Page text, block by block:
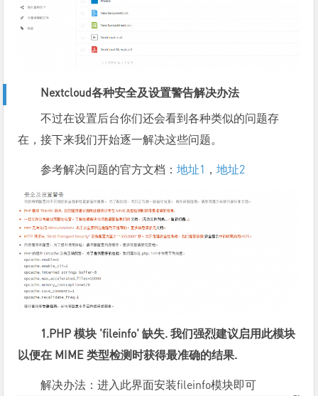
Nextcloud各种安全及设置警告解决办法
不过在设置后台你们还会看到各种类似的问题存
在，接下来我们开始逐一解决这些问题。
参考解决问题的官方文档：地址1 ，地址2
1.PHP 模块 'fileinfo' 缺失. 我们强烈建议启用此模块
以便在 MIME 类型检测时获得最准确的结果.
解决办法：进入此界面安装fileinfo模块即可